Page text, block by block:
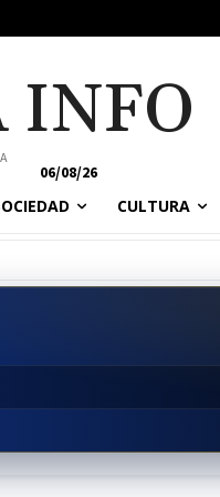
INFO
06/08/26
CULTURA